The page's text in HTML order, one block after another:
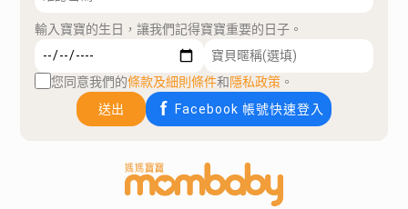
輸入寶寶的生日，讓我們記得寶寶重要的日子。
您同意我們的條款及細則條件和隱私政策 。
送出
Facebook 帳號快速登入